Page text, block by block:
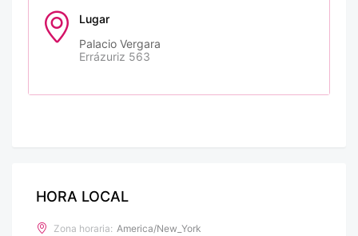
Lugar
Palacio Vergara
Errázuriz 563
HORA LOCAL
Zona horaria: America/New_York